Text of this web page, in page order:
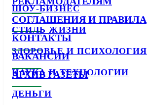
ШОУ-БИЗНЕС
СТИЛЬ ЖИЗНИ
ЗДОРОВЬЕ И ПСИХОЛОГИЯ
НАУКА И ТЕХНОЛОГИИ
ДЕНЬГИ
СОГЛАШЕНИЯ И ПРАВИЛА
КОНТАКТЫ
ВАКАНСИИ
АРХИВ ГАЗЕТЫ